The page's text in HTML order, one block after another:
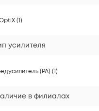
(1)
усилителя
(PA) (1)
в филиалах